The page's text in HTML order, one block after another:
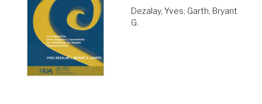
Dezalay, Yves; Garth, Bryant
G.